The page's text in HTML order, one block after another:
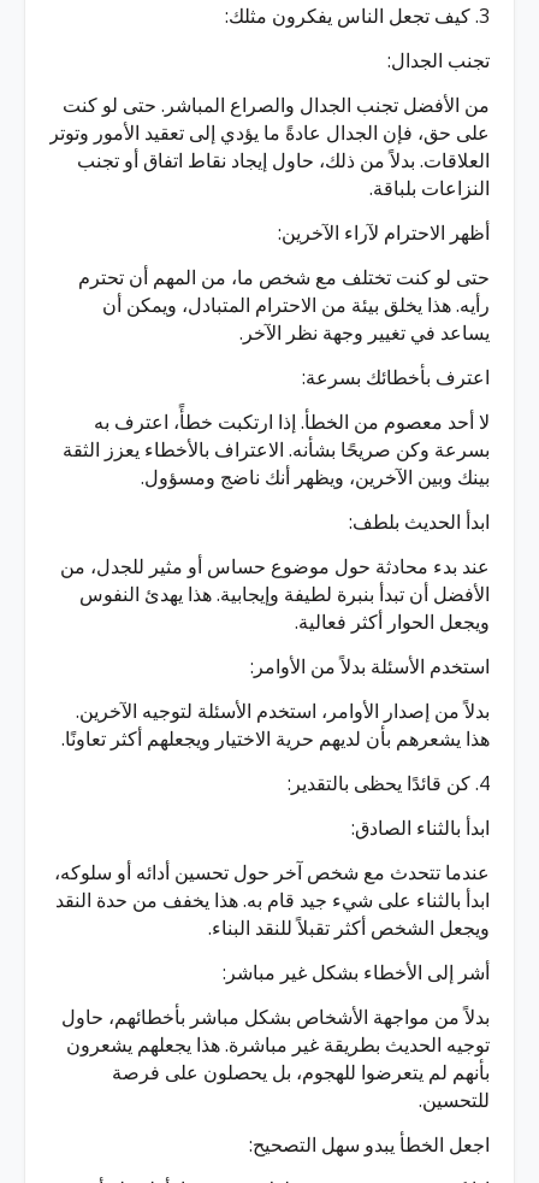
3. كيف تجعل الناس يفكرون مثلك:
تجنب الجدال:
من الأفضل تجنب الجدال والصراع المباشر. حتى لو كنت
على حق، فإن الجدال عادةً ما يؤدي إلى تعقيد الأمور وتوتر
العلاقات. بدلاً من ذلك، حاول إيجاد نقاط اتفاق أو تجنب
النزاعات بلباقة.
أظهر الاحترام لآراء الآخرين:
حتى لو كنت تختلف مع شخص ما، من المهم أن تحترم
رأيه. هذا يخلق بيئة من الاحترام المتبادل، ويمكن أن
يساعد في تغيير وجهة نظر الآخر.
اعترف بأخطائك بسرعة:
لا أحد معصوم من الخطأ. إذا ارتكبت خطأً، اعترف به
بسرعة وكن صريحًا بشأنه. الاعتراف بالأخطاء يعزز الثقة
بينك وبين الآخرين، ويظهر أنك ناضج ومسؤول.
ابدأ الحديث بلطف:
عند بدء محادثة حول موضوع حساس أو مثير للجدل، من
الأفضل أن تبدأ بنبرة لطيفة وإيجابية. هذا يهدئ النفوس
ويجعل الحوار أكثر فعالية.
استخدم الأسئلة بدلاً من الأوامر:
بدلاً من إصدار الأوامر، استخدم الأسئلة لتوجيه الآخرين.
هذا يشعرهم بأن لديهم حرية الاختيار ويجعلهم أكثر تعاونًا.
4. كن قائدًا يحظى بالتقدير:
ابدأ بالثناء الصادق:
عندما تتحدث مع شخص آخر حول تحسين أدائه أو سلوكه،
ابدأ بالثناء على شيء جيد قام به. هذا يخفف من حدة النقد
ويجعل الشخص أكثر تقبلاً للنقد البناء.
أشر إلى الأخطاء بشكل غير مباشر:
بدلاً من مواجهة الأشخاص بشكل مباشر بأخطائهم، حاول
توجيه الحديث بطريقة غير مباشرة. هذا يجعلهم يشعرون
بأنهم لم يتعرضوا للهجوم، بل يحصلون على فرصة
للتحسين.
اجعل الخطأ يبدو سهل التصحيح: